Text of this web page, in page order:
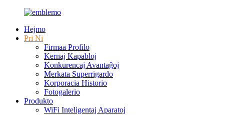
Hejmo
Pri Ni
Firmaa Profilo
Kernaj Kapabloj
Konkurencaj Avantaĝoj
Merkata Superrigardo
Korporacia Historio
Fotogalerio
Produkto
WiFi Inteligentaj Aparatoj